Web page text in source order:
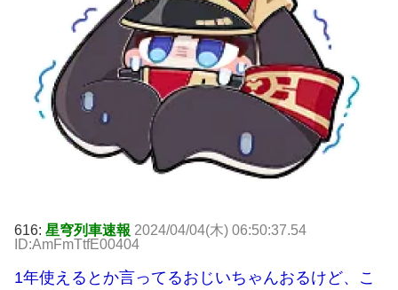
616: 星穹列車速報 2024/04/04(木) 06:50:37.54
ID:AmFmTtfE00404
1年使えるとか言ってるおじいちゃんおるけど、こ